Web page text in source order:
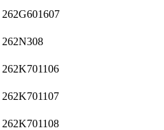
262G601607
262N308
262K701106
262K701107
262K701108